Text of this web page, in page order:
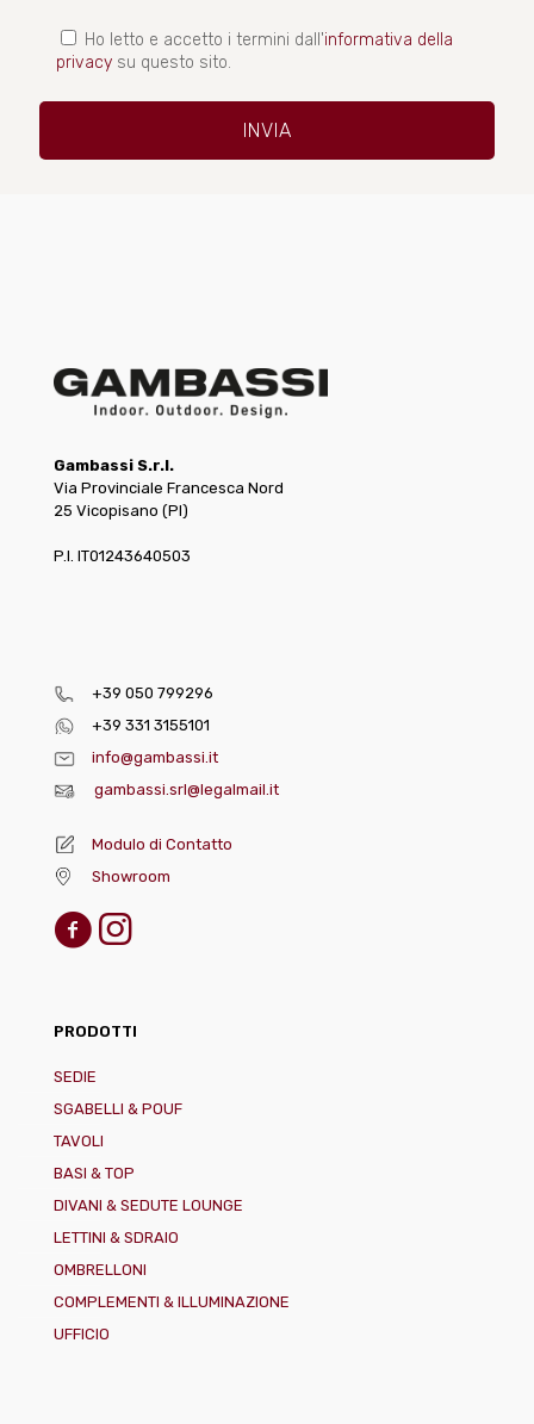
Ho letto e accetto i termini dall'informativa della
privacy su questo sito.
Gambassi S.r.l.
Via Provinciale Francesca Nord
25 Vicopisano (PI)
P.I. IT01243640503
+39 050 799296
+39 331 3155101
info@gambassi.it
gambassi.srl@legalmail.it
Modulo di Contatto
Showroom
PRODOTTI
SEDIE
SGABELLI & POUF
TAVOLI
BASI & TOP
DIVANI & SEDUTE LOUNGE
LETTINI & SDRAIO
OMBRELLONI
COMPLEMENTI & ILLUMINAZIONE
UFFICIO